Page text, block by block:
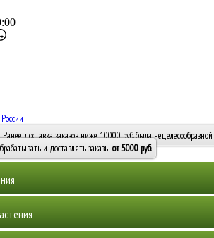
России
5000 руб.
доставка заказов ниже 10000 руб. была
и доставлять заказы от 5000 руб.
и мох